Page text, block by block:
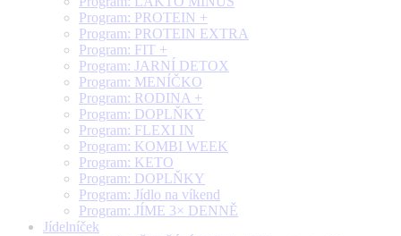
Program: PROTEIN +
Program: PROTEIN EXTRA
Program: FIT +
Program: JARNÍ DETOX
Program: MENÍČKO
Program: RODINA +
Program: DOPLŇKY
Program: FLEXI IN
Program: KOMBI WEEK
Program: KETO
Program: DOPLŇKY
Program: Jídlo na víkend
Program: JÍME 3× DENNĚ
Jídelníček